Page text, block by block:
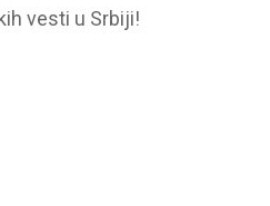
vesti u Srbiji!